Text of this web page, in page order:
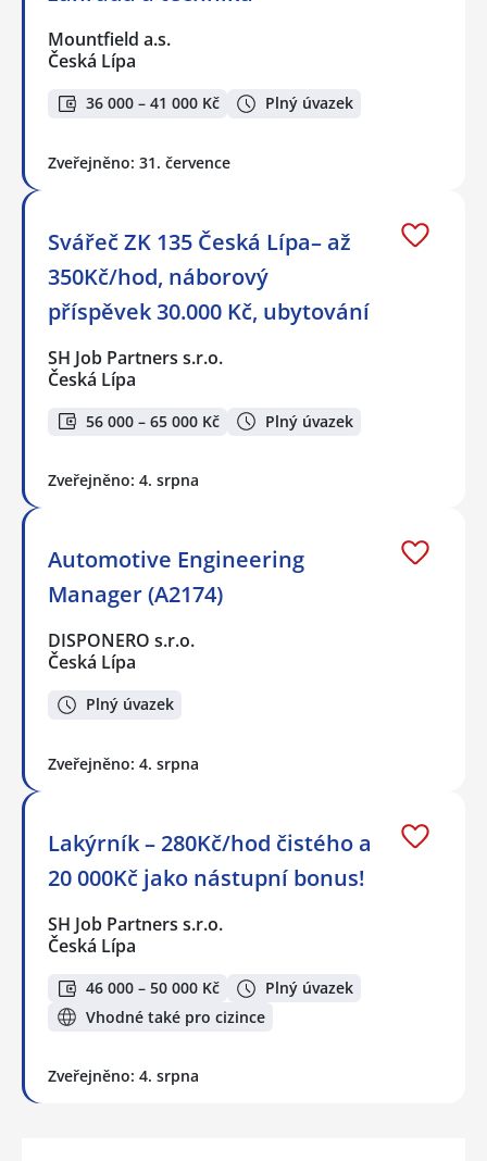
Mountfield a.s.
Česká Lípa
36 000 – 41 000 Kč Plný úvazek
Zveřejněno: 31. července
Svářeč ZK 135 Česká Lípa– až
350Kč/hod, náborový
příspěvek 30.000 Kč, ubytování
SH Job Partners s.r.o.
Česká Lípa
56 000 – 65 000 Kč Plný úvazek
Zveřejněno: 4. srpna
Automotive Engineering
Manager (A2174)
DISPONERO s.r.o.
Česká Lípa
Plný úvazek
Zveřejněno: 4. srpna
Lakýrník – 280Kč/hod čistého a
20 000Kč jako nástupní bonus!
SH Job Partners s.r.o.
Česká Lípa
46 000 – 50 000 Kč
Plný úvazek
Vhodné také pro cizince
Zveřejněno: 4. srpna